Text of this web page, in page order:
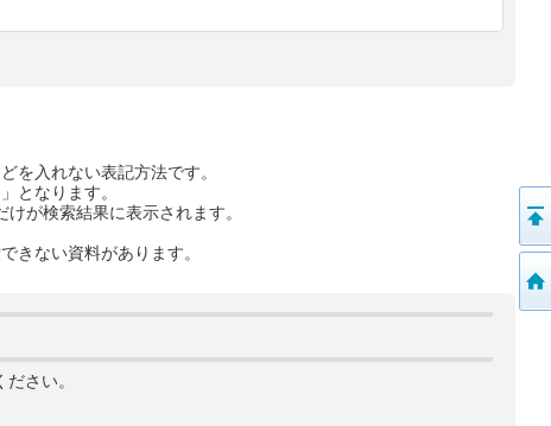
を入れない表記方法です。
となります。
が検索結果に表示されます。
きない資料があります。
さい。